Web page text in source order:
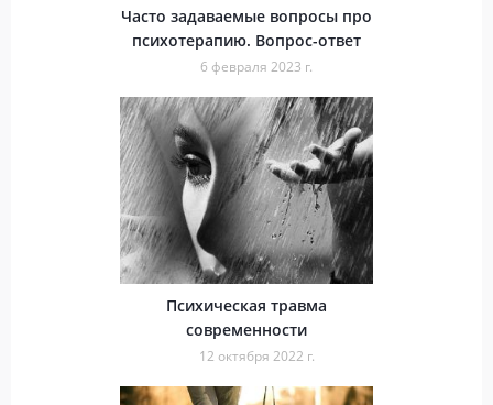
Часто задаваемые вопросы про
психотерапию. Вопрос-ответ
6 февраля 2023 г.
Психическая травма
современности
12 октября 2022 г.